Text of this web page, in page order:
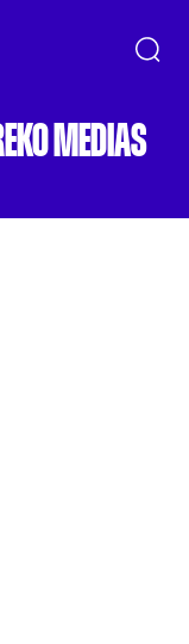
MEDIAS